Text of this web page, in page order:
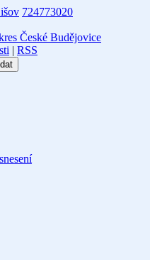
724773020
České Budějovice
| RSS